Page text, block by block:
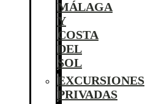
MÁLAGA
Y
COSTA
DEL
SOL
EXCURSIONES
PRIVADAS